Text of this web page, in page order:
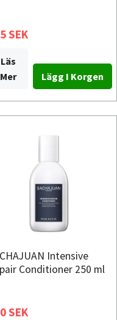
SEK
Läs
Mer
Intensive
Conditioner 250 ml
SEK